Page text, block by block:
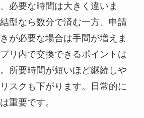
必要な時間は大きく違いま
型なら数分で済む一方、申請
が必要な場合は手間が増えま
リ内で交換できるポイントは
所要時間が短いほど継続しや
スクも下がります。日常的に
重要です。